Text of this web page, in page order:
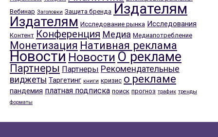
Вебинар Заголовки Защита бренда Издателям
Издателям Исследование рынка Исследования
Контент Конференция Медиа Медиапотребление
Монетизация Нативная реклама
Новости Новости О рекламе
Партнеры Партнеры Рекомендательные
виджеты Таргетинг книги кризис о рекламе
пандемия платная подписка поиск прогноз трафик тренды
форматы